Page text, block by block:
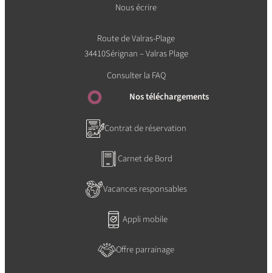
Nous écrire
Route de Valras-Plage
34410Sérignan – Valras Plage
Consulter la FAQ
Nos téléchargements
Contrat de réservation
Carnet de Bord
Vacances responsables
Appli mobile
Offre parrainage